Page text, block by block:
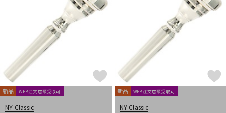
新品 WEB注文店頭受取可
NY Classic
新品 WEB注文店頭受取可
NY Classic